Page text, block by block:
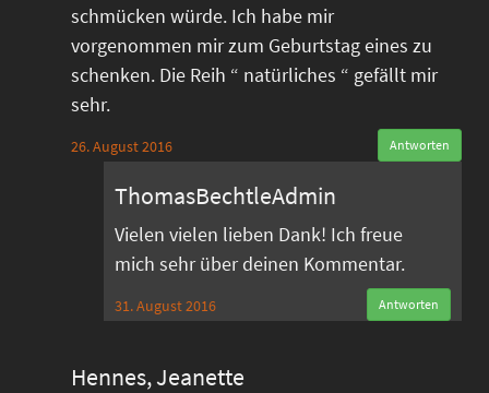
schmücken würde. Ich habe mir
vorgenommen mir zum Geburtstag eines zu
schenken. Die Reih “ natürliches “ gefällt mir
sehr.
26. August 2016 Antworten
ThomasBechtleAdmin
Vielen vielen lieben Dank! Ich freue
mich sehr über deinen Kommentar.
31. August 2016 Antworten
Hennes, Jeanette